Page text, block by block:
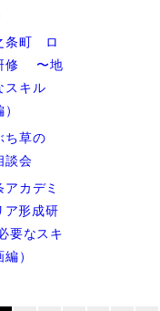
条町 ロ
修 〜地
スキル
ち草の
談会
アカデミ
ア形成研
要なスキ
）